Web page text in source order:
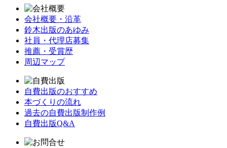
会社概要・沿革
鈴木出版のあゆみ
社員・代理店募集
推薦・受賞歴
周辺マップ
自費出版のおすすめ
本づくりの流れ
過去の自費出版制作例
自費出版Q&A